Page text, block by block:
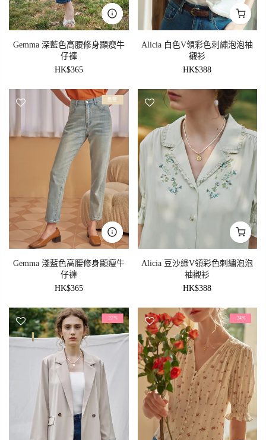
Gemma 深藍色高腰修身顯瘦牛
仔褲
HK$365
Alicia 白色V領彩色刺繡泡泡袖
襯衫
HK$388
售罄
Gemma 淺藍色高腰修身顯瘦牛
仔褲
HK$365
Alicia 豆沙綠V領彩色刺繡泡泡
袖襯衫
HK$388
-22% -24%